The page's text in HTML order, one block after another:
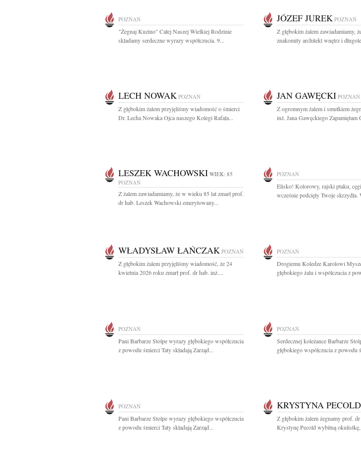
POZNAŃ
"Żegnaj Kuzino" Całej Naszej Wielkiej Rodzinie
składamy serdeczne wyrazy współczucia. 9...
JÓZEF JUREK POZNAŃ
Z głębokim żalem zawiadamiamy,
znakomity architekt wnętrz i
LECH NOWAK POZNAŃ
Z głębokim żalem przyjęliśmy wiadomość o śmierci
Dr. Lecha Nowaka Ojca naszego Kolegi Rafała...
JAN GAWĘCKI POZNAŃ
Z ogromnym żalem i smutkiem
inż. Jana Gawęckiego Zapamiętam
LESZEK WACHOWSKI WIEK: 85
POZNAŃ
Z żalem zawiadamiamy, że w wieku 85 lat zmarł prof.
dr hab. Leszek Wachowski emerytowany...
POZNAŃ
Elisko! Kolorowy, rajski ptaku,
wcześnie podcięły Twoje skrzydła.
WŁADYSŁAW ŁAŃCZAK POZNAŃ
Z głębokim żalem przyjęliśmy wiadomość, że 24
kwietnia 2026 roku zmarł prof. dr hab. inż....
POZNAŃ
Drogiemu Koledze Karolowi
głębokiego żalu i współczucia z
POZNAŃ
Pani Barbarze Stolpe wyrazy głębokiego współczucia
z powodu śmierci Taty składają Zarząd...
POZNAŃ
Serdecznej koleżance Barbarze
głębokiego współczucia z powodu
POZNAŃ
Pani Barbarze Stolpe wyrazy głębokiego współczucia
z powodu śmierci Taty składają Zarząd...
KRYSTYNA PECOLD
Z głębokim żalem żegnamy prof.
Krystynę Pecold wybitną